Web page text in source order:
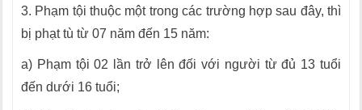
3. Phạm tội thuộc một trong các trường hợp sau đây, thì
bị phạt tù từ 07 năm đến 15 năm:
a) Phạm tội 02 lần trở lên đối với người từ đủ 13 tuổi
đến dưới 16 tuổi;